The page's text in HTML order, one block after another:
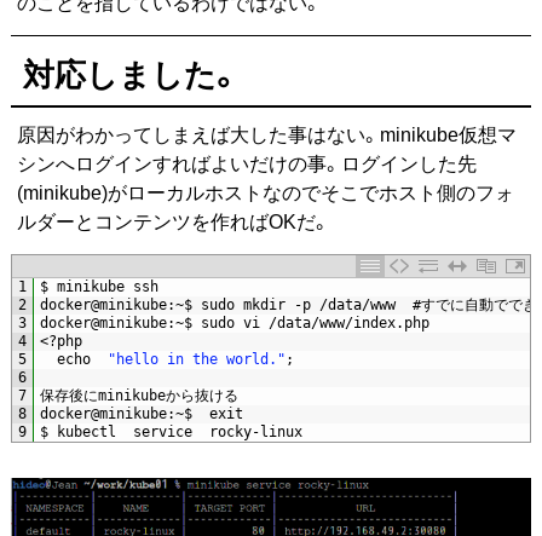
対応しました。
原因がわかってしまえば大した事はない。minikube仮想マ
シンへログインすればよいだけの事。ログインした先
(minikube)がローカルホストなのでそこでホスト側のフォ
ルダーとコンテンツを作ればOKだ。
1
2
3
4
5
6
7
8
9
$ minikube ssh
docker@minikube:~$ sudo mkdir -p /data/www
#すでに自動でで
docker@minikube:~$ sudo vi /data/www/index. php
<?php
echo
"hello in the world." ;
保存後にminikubeから抜ける
docker@minikube:~$
exit
$
kubectl service rocky-linux